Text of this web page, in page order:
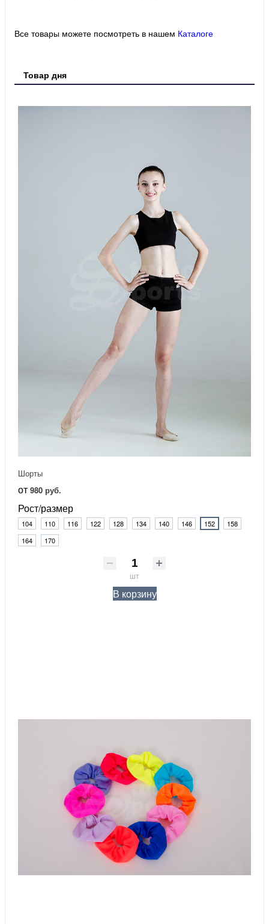
Все товары можете посмотреть в нашем Каталоге
Товар дня
Шорты
от 980 руб.
Рост/размер
104 110 116 122 128 134 140 146 152
158
164
170
шт
В корзину